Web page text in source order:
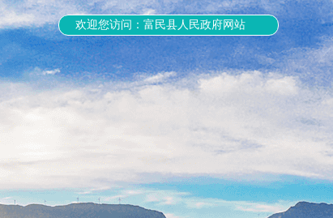
欢迎您访问：富民县人民政府网站